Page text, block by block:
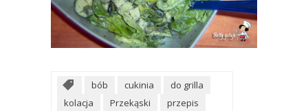
bób cukinia
do grilla
kolacja
Przekąski
przepis